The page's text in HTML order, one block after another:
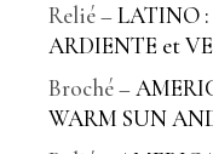
Relié –LATINO :
ARDIENTE et
Broché –
WARM SUN